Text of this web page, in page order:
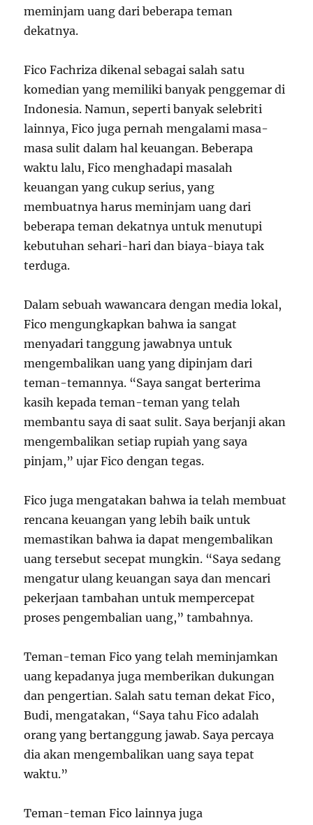
meminjam uang dari beberapa teman
dekatnya.
Fico Fachriza dikenal sebagai salah satu
komedian yang memiliki banyak penggemar di
Indonesia. Namun, seperti banyak selebriti
lainnya, Fico juga pernah mengalami masa-
masa sulit dalam hal keuangan. Beberapa
waktu lalu, Fico menghadapi masalah
keuangan yang cukup serius, yang
membuatnya harus meminjam uang dari
beberapa teman dekatnya untuk menutupi
kebutuhan sehari-hari dan biaya-biaya tak
terduga.
Dalam sebuah wawancara dengan media lokal,
Fico mengungkapkan bahwa ia sangat
menyadari tanggung jawabnya untuk
mengembalikan uang yang dipinjam dari
teman-temannya. “Saya sangat berterima
kasih kepada teman-teman yang telah
membantu saya di saat sulit. Saya berjanji akan
mengembalikan setiap rupiah yang saya
pinjam,” ujar Fico dengan tegas.
Fico juga mengatakan bahwa ia telah membuat
rencana keuangan yang lebih baik untuk
memastikan bahwa ia dapat mengembalikan
uang tersebut secepat mungkin. “Saya sedang
mengatur ulang keuangan saya dan mencari
pekerjaan tambahan untuk mempercepat
proses pengembalian uang,” tambahnya.
Teman-teman Fico yang telah meminjamkan
uang kepadanya juga memberikan dukungan
dan pengertian. Salah satu teman dekat Fico,
Budi, mengatakan, “Saya tahu Fico adalah
orang yang bertanggung jawab. Saya percaya
dia akan mengembalikan uang saya tepat
waktu.”
Teman-teman Fico lainnya juga